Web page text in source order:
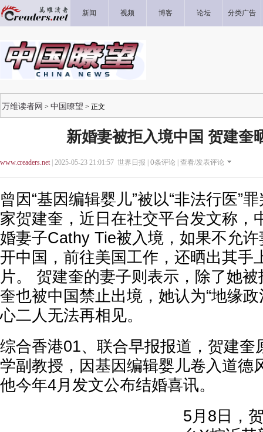
新闻 视频 博客 论坛 分类广告
万维读者网 > 中国瞭望 > 正文
新婚妻被拒入境中国 贺建奎
www.creaders.net| 2025-05-23 21:01:57 世界日报 | 0条评论 | 查看/发表评论
曾因“基因编辑婴儿”被以“非法行医”
家贺建奎，近日在社交平台发文称，
婚妻子Cathy Tie被入境，如果不允
开中国，前往美国工作，还晒出其手
片。 贺建奎的妻子则表示，除了她
奎也被中国禁止出境，她认为“地缘
心二人无法再相见。
综合香港01、联合早报报道，贺建奎
学副教授，因基因编辑婴儿卷入道德
他今年4月发文公布结婚喜讯。
5月8日，